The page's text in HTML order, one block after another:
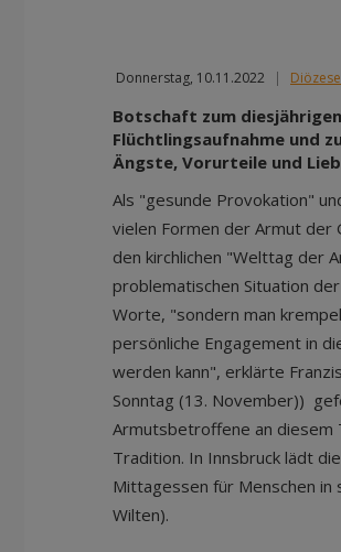
Donnerstag, 10.11.2022 |
Botschaft zum
Flüchtlingsaufnahme und
Ängste, Vorurteile und
Als "gesunde Provokation"
vielen Formen der Armut der
den kirchlichen "Welttag der
problematischen Situation
Worte, "sondern man
persönliche Engagement in
werden kann", erklärte
Sonntag (13. November))
Armutsbetroffene an diesem
Tradition. In Innsbruck lädt
Mittagessen für Menschen
Wilten).